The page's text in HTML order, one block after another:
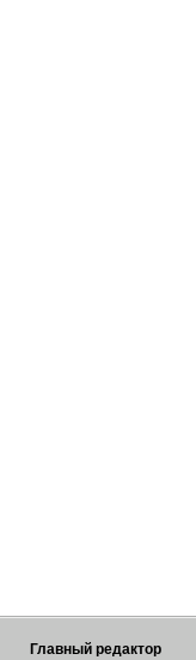
Главный редактор